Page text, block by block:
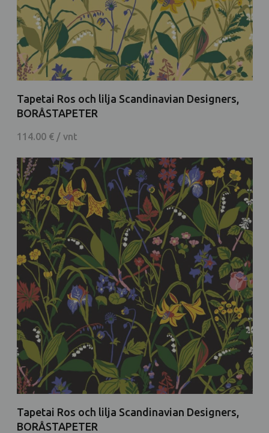
Tapetai Ros och lilja Scandinavian Designers,
BORÅSTAPETER
114.00 € / vnt
Tapetai Ros och lilja Scandinavian Designers,
BORÅSTAPETER